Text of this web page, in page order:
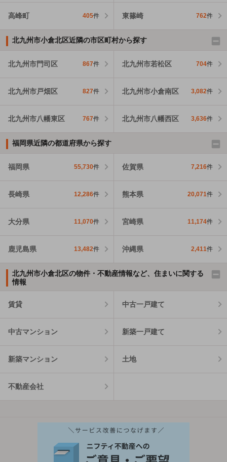
高峰町 405件 東篠崎 762件
北九州市小倉北区近隣の市区町村から探す
北九州市門司区 867件 北九州市若松区 704件
北九州市戸畑区 827件 北九州市小倉南区 3,082件
北九州市八幡東区 767件 北九州市八幡西区 3,636件
福岡県近隣の都道府県から探す
福岡県 55,730件 佐賀県 7,216件
長崎県 12,286件 熊本県 20,071件
大分県 11,070件 宮崎県 11,174件
鹿児島県 13,482件 沖縄県 2,411件
北九州市小倉北区の物件・不動産情報など、住まいに関する
情報
賃貸 中古一戸建て
中古マンション 新築一戸建て
新築マンション 土地
不動産会社